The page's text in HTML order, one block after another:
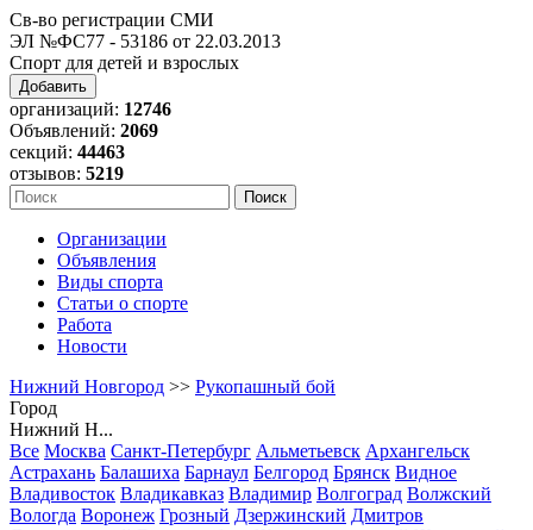
Св-во регистрации СМИ
ЭЛ №ФС77 - 53186 от 22.03.2013
Спорт для детей и взрослых
Добавить
организаций: 12746
Объявлений: 2069
секций: 44463
отзывов: 5219
Организации
Объявления
Виды спорта
Статьи о спорте
Работа
Новости
Нижний Новгород >> Рукопашный бой
Город
Нижний Н...
Все Москва Санкт-Петербург Альметьевск Архангельск
Астрахань Балашиха Барнаул Белгород Брянск Видное
Владивосток Владикавказ Владимир Волгоград Волжский
Вологда Воронеж Грозный Дзержинский Дмитров